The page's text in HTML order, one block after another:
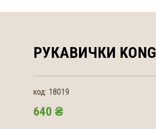
РУКАВИЧКИ KONG
код: 18019
640 ₴